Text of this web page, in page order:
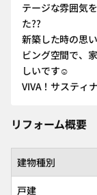
テージな雰囲気
た??
新築した時の思
ビング空間で、
しいです☺️
VIVA！サスティ
リフォーム概要
建物種別
戸建